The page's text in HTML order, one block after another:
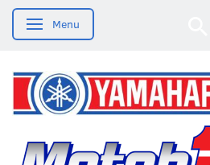
Skifte navigation
Menu